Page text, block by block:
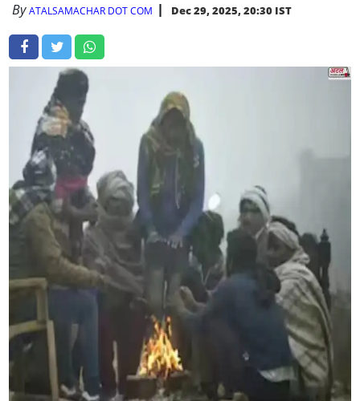
ByATALSAMACHAR DOT COM Dec 29, 2025, 20:30 IST